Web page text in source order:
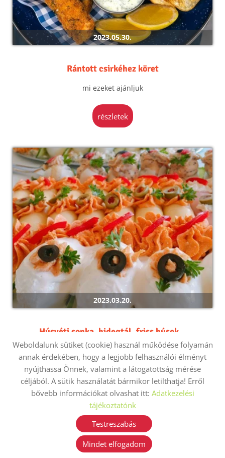
2023.05.30.
Rántott csirkéhez köret
mi ezeket ajánljuk
részletek
2023.03.20.
Húsvéti sonka, hidegtál, friss húsok...
Húsvéti finomságok házhoz is!
részletek
Mindet elfogadom
Testreszabás
Weboldalunk sütiket (cookie) használ működése folyamán
annak érdekében, hogy a legjobb felhasználói élményt
nyújthassa Önnek, valamint a látogatottság mérése
céljából. A sütik használatát bármikor letilthatja! Erről
bővebb információkat olvashat itt: Adatkezelési
tájékoztatónk